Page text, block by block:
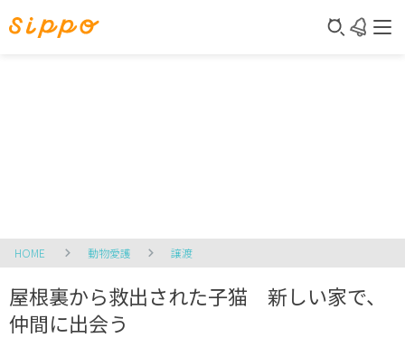
HOME 動物愛護 譲渡
屋根裏から救出された子猫 新しい家で、
仲間に出会う